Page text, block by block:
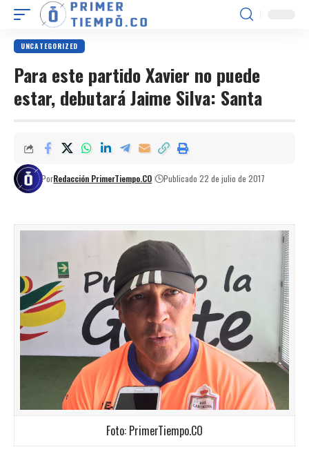
UNCATEGORIZED
Para este partido Xavier no puede
estar, debutará Jaime Silva: Santa
PorRedacción PrimerTiempo.CO Publicado 22 de julio de 2017
Foto: PrimerTiempo.CO